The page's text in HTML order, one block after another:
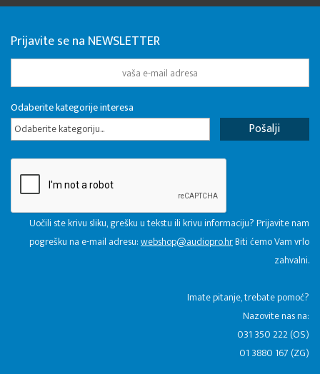
Prijavite se na NEWSLETTER
Odaberite kategorije interesa
Odaberite kategoriju...
Uočili ste krivu sliku, grešku u tekstu ili krivu informaciju? Prijavite nam
pogrešku na e-mail adresu:webshop@audiopro.hrBiti ćemo Vam vrlo
zahvalni.
​Imate pitanje, trebate pomoć?
Nazovite nas na:
031 350 222 (OS)
01 3880 167 (ZG)